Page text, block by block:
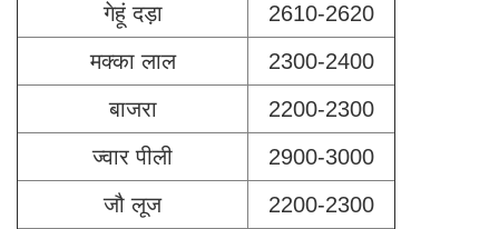
गेहूं दड़ा
2610-2620
मक्का लाल
2300-2400
बाजरा
2200-2300
ज्वार पीली
2900-3000
जौ लूज
2200-2300